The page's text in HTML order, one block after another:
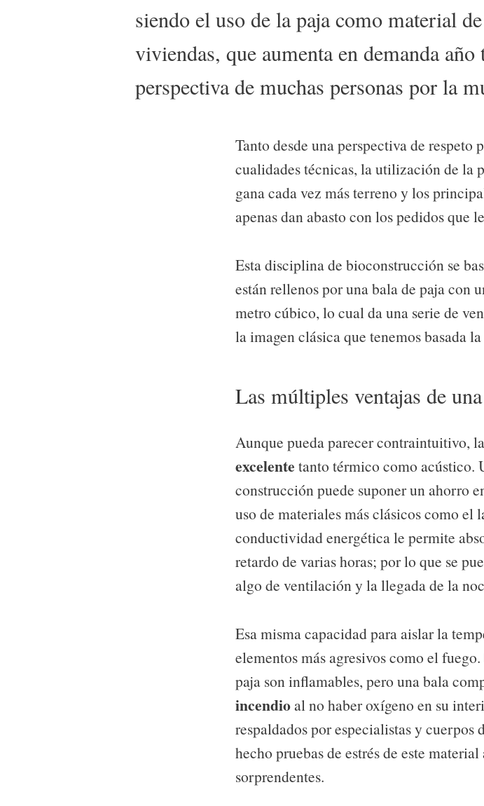
siendo el uso de la paja como material
viviendas, que aumenta en demanda
perspectiva de muchas personas por la
Tanto desde una perspectiva de
cualidades técnicas, la utilización de la
gana cada vez más terreno y los
apenas dan abasto con los pedidos que
Esta disciplina de bioconstrucción se
están rellenos por una bala de paja con
metro cúbico, lo cual da una serie de
la imagen clásica que tenemos basada
Las múltiples ventajas de
Aunque pueda parecer contraintuitivo,
excelente tanto térmico como acústico.
construcción puede suponer un ahorro
uso de materiales más clásicos como el
conductividad energética le permite
retardo de varias horas; por lo que se
algo de ventilación y la llegada de la
Esa misma capacidad para aislar la
elementos más agresivos como el
paja son inflamables, pero una bala
incendioal no haber oxígeno en su
respaldados por especialistas y cuerpos
hecho pruebas de estrés de este
sorprendentes.